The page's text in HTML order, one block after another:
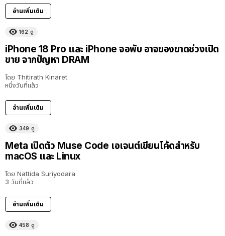
อ่านเพิ่มเติม
162 ดู
iPhone 18 Pro และ iPhone จอพับ อาจของขาดช่วงเปิด
ขาย จากปัญหา DRAM
โดย Thitirath Kinaret
หนึ่งวันที่แล้ว
อ่านเพิ่มเติม
349 ดู
Meta เปิดตัว Muse Code เอเจนต์เขียนโค้ดสำหรับ
macOS และ Linux
โดย Nattida Suriyodara
3 วันที่แล้ว
อ่านเพิ่มเติม
458 ดู